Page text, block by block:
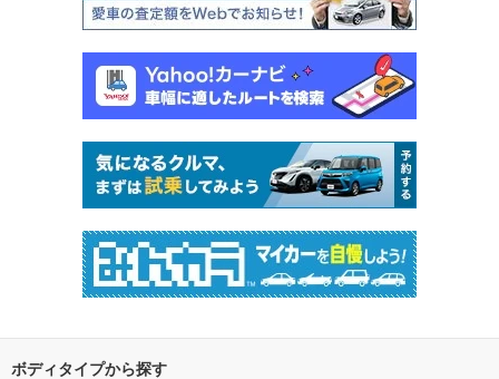
ボディタイプから探す